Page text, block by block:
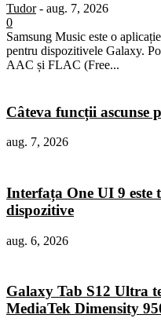
Tudor - aug. 7, 2026
0
Samsung Music este o
pentru dispozitivele Galaxy.
AAC și FLAC (Free...
Câteva funcții ascunse
aug. 7, 2026
Interfața One UI 9 este
dispozitive
aug. 6, 2026
Galaxy Tab S12 Ultra
MediaTek Dimensity